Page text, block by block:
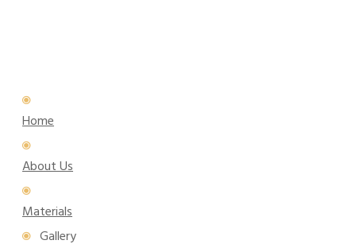
Home
About Us
Materials
Gallery